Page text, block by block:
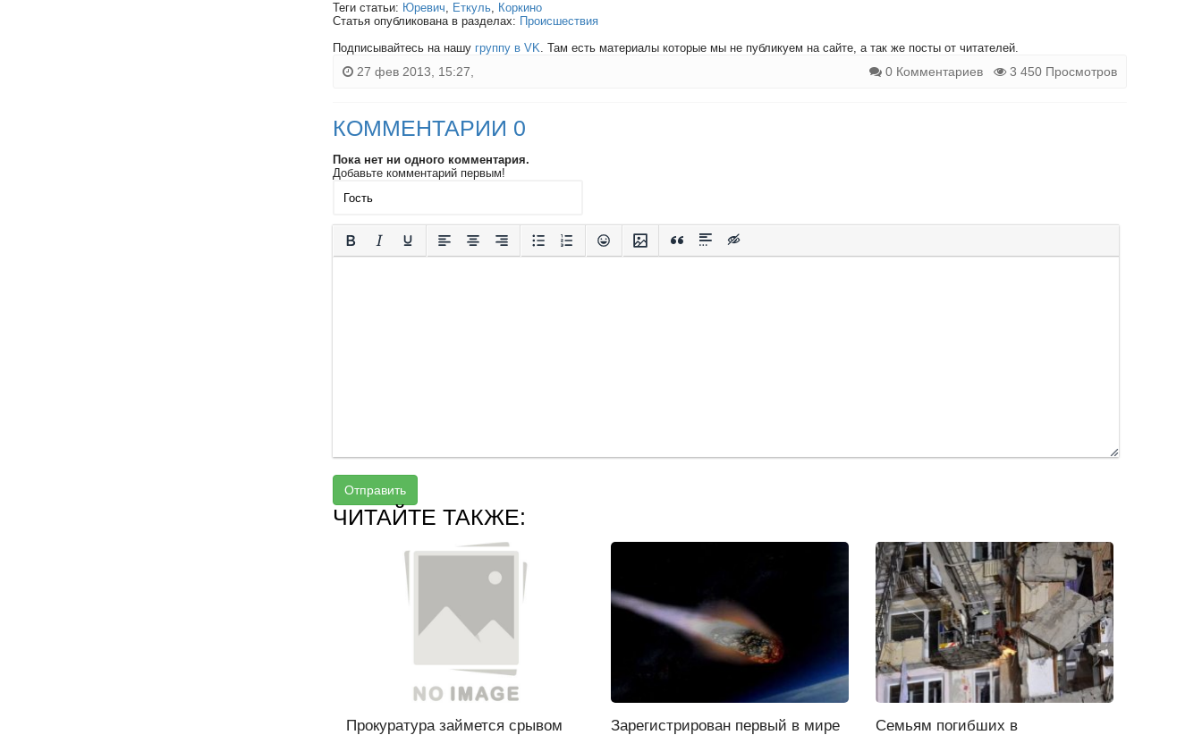
Теги статьи: Юревич, Еткуль, Коркино
Статья опубликована в разделах: Происшествия
Подписывайтесь на нашу группу в VK. Там есть материалы которые мы не публикуем на сайте, а так же посты от читателей.
27 фев 2013, 15:27, 0 Комментариев 3 450 Просмотров
КОММЕНТАРИИ 0
Пока нет ни одного комментария.
Добавьте комментарий первым!
Отправить
ЧИТАЙТЕ ТАКЖЕ:
Прокуратура займется срывом
Зарегистрирован первый в мире
Семьям погибших в